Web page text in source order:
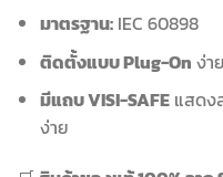
มาตรฐาน:IEC 60898
ติดตั้งแบบ Plug-On ง่า
มีแถบ VISI-SAFEแสดง
ง่าย